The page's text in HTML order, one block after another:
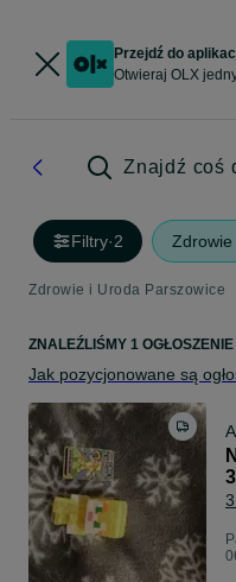
Przejdź do
Otwieraj OLX
Znajdź coś
Filtry·2
Zdrowie i Uroda Parszowice
ZNALEŹLIŚMY 1 OGŁOSZENIE
Jak pozycjonowane są